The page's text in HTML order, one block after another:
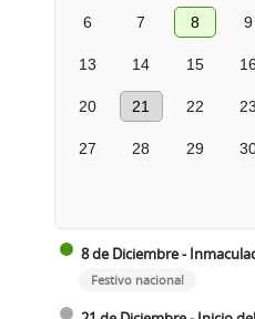
6 7 8 9
13 14 15 16
20 21 22 23
27 28 29
8 de Diciembre -
Festivo nacional